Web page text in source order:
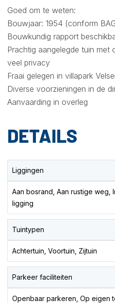
Goed om te weten:
Bouwjaar: 1954 (conform
Bouwkundig rapport
Prachtig aangelegde tuin met
veel privacy
Fraai gelegen in villapark
Diverse voorzieningen in de
Aanvaarding in overleg
DETAILS
Liggingen
Aan bosrand, Aan rustige weg,
ligging
Tuintypen
Achtertuin, Voortuin, Zijtuin
Parkeer faciliteiten
Openbaar parkeren, Op eigen